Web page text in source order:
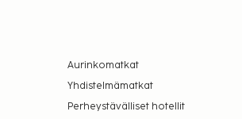
Aurinkomatkat
Yhdistelmämatkat
Perheystävälliset hotellit